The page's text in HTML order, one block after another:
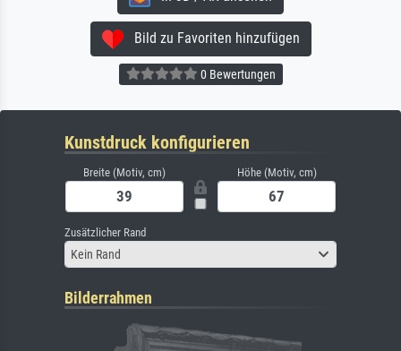
Bild zu Favoriten hinzufügen
0 Bewertungen
Kunstdruck konfigurieren
Breite (Motiv, cm) Höhe (Motiv, cm)
Zusätzlicher Rand
Kein Rand
Bilderrahmen